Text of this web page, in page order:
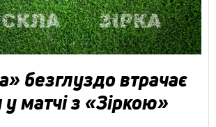
безглуздо втрачає
матчі з «Зіркою»